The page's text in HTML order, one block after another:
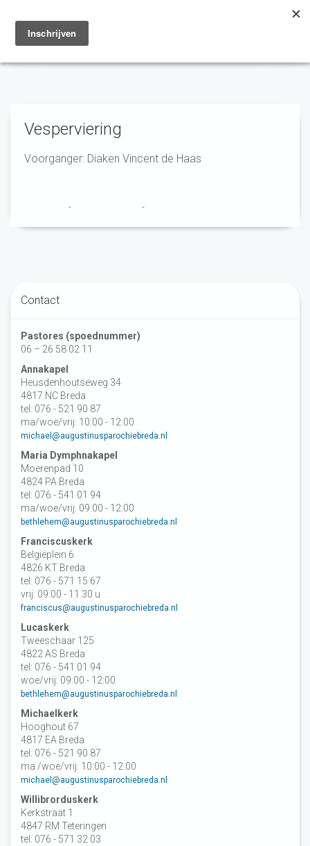
Toggle
navigation
Vesperviering
Voorganger: Diaken Vincent de Haas
- -
Contact
Pastores (spoednummer)
06 – 26 58 02 11
Annakapel
Heusdenhoutseweg 34
4817 NC Breda
tel: 076 - 521 90 87
ma/woe/vrij: 10:00 - 12:00
michael@augustinusparochiebreda.nl
Maria Dymphnakapel
Moerenpad 10
4824 PA Breda
tel: 076 - 541 01 94
ma/woe/vrij: 09:00 - 12:00
bethlehem@augustinusparochiebreda.nl
Franciscuskerk
Belgiëplein 6
4826 KT Breda
tel: 076 - 571 15 67
vrij: 09:00 - 11.30 u
franciscus@augustinusparochiebreda.nl
Lucaskerk
Tweeschaar 125
4822 AS Breda
tel: 076 - 541 01 94
woe/vrij: 09:00 - 12:00
bethlehem@augustinusparochiebreda.nl
Michaelkerk
Hooghout 67
4817 EA Breda
tel: 076 - 521 90 87
ma /woe/vrij: 10:00 - 12:00
michael@augustinusparochiebreda.nl
Willibrorduskerk
Kerkstraat 1
4847 RM Teteringen
tel: 076 - 571 32 03